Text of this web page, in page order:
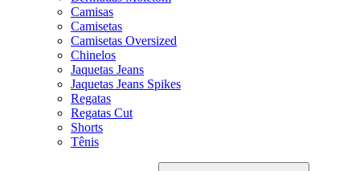
Camisas
Camisetas
Camisetas Oversized
Chinelos
Jaquetas Jeans
Jaquetas Jeans Spikes
Regatas
Regatas Cut
Shorts
Tênis